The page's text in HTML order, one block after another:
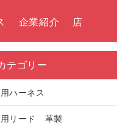
企業紹介 店
テゴリー
ハーネス
リード 革製